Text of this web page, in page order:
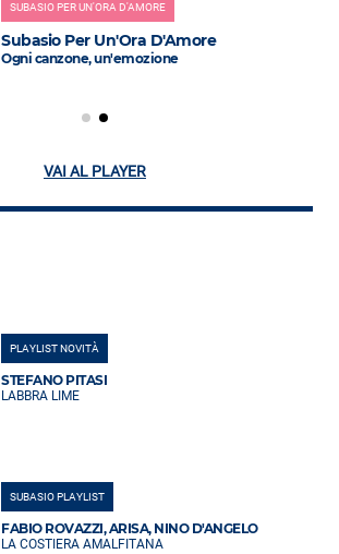
SUBASIO PER UN'ORA D'AMORE
Subasio Per Un'Ora D'Amore
Ogni canzone, un'emozione
VAI AL PLAYER
PLAYLIST NOVITÀ
STEFANO PITASI
LABBRA LIME
SUBASIO PLAYLIST
FABIO ROVAZZI, ARISA, NINO D'ANGELO
LA COSTIERA AMALFITANA